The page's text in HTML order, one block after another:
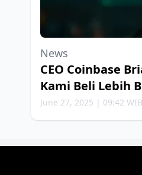
News
CEO Coinbase
Kami Beli Lebih
Setiap Minggu
June 27, 2025 | 09:42 WIB